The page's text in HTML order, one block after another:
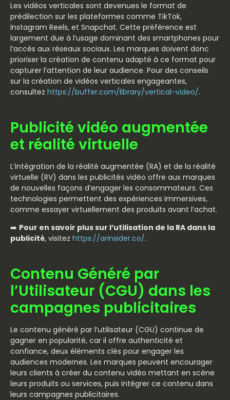
Les vidéos verticales sont devenues le format de
prédilection sur les plateformes comme TikTok,
Instagram Reels, et Snapchat. Cette préférence est
largement due à l’usage dominant des smartphones pour
l’accès aux réseaux sociaux. Les marques doivent donc
prioriser la création de contenu adapté à ce format pour
capturer l’attention de leur audience. Pour des conseils
sur la création de vidéos verticales engageantes,
consultez https://buffer.com/library/vertical-video/.
Publicité vidéo augmentée
et réalité virtuelle
L’intégration de la réalité augmentée (RA) et de la réalité
virtuelle (RV) dans les publicités vidéo offre aux marques
de nouvelles façons d’engager les consommateurs. Ces
technologies permettent des expériences immersives,
comme essayer virtuellement des produits avant l’achat.
➡️ Pour en savoir plus sur l’utilisation de la RA dans la
publicité, visitez https://arinsider.co/.
Contenu Généré par
l’Utilisateur (CGU) dans les
campagnes publicitaires
Le contenu généré par l’utilisateur (CGU) continue de
gagner en popularité, car il offre authenticité et
confiance, deux éléments clés pour engager les
audiences modernes. Les marques peuvent encourager
leurs clients à créer du contenu vidéo mettant en scène
leurs produits ou services, puis intégrer ce contenu dans
leurs campagnes publicitaires.